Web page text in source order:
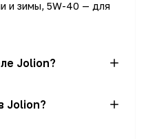
и зимы, 5W-40 — для
Jolion?
останется на долив.
Jolion?